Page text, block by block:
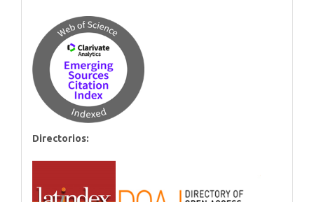
Directorios: